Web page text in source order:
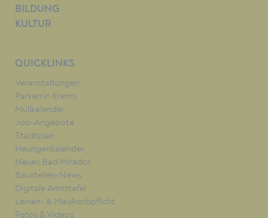
BILDUNG
KULTUR
QUICKLINKS
Veranstaltungen
Parken in Krems
Müllkalender
Job-Angebote
Stadtplan
Heurigenkalender
Neues Bad Mirador
Baustellen-News
Digitale Amtstafel
Leinen- & Maulkorbpflicht
Fotos & Videos